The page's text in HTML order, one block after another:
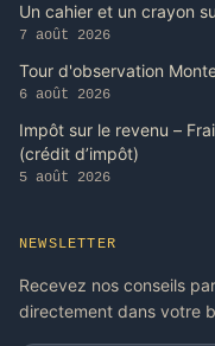
Un cahier et un crayon
7 août 2026
Tour d'observation
6 août 2026
Impôt sur le revenu –
(crédit d’impôt)
5 août 2026
NEWSLETTER
Recevez nos conseils
directement dans votre